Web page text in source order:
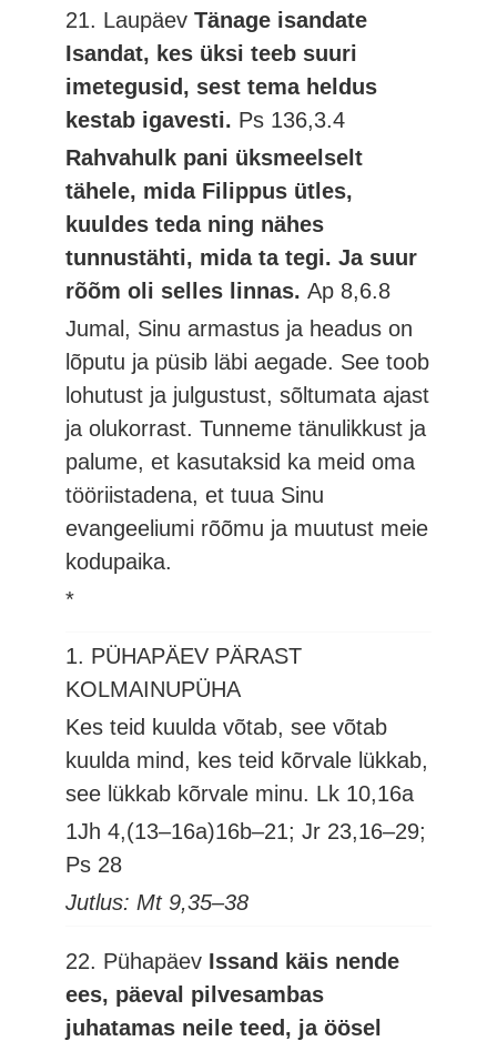
21. LaupäevTänage isandate
Isandat, kes üksi teeb suuri
imetegusid, sest tema heldus
kestab igavesti. Ps 136,3.4
Rahvahulk pani üksmeelselt
tähele, mida Filippus ütles,
kuuldes teda ning nähes
tunnustähti, mida ta tegi. Ja suur
rõõm oli selles linnas.Ap 8,6.8
Jumal, Sinu armastus ja headus on
lõputu ja püsib läbi aegade. See toob
lohutust ja julgustust, sõltumata ajast
ja olukorrast. Tunneme tänulikkust ja
palume, et kasutaksid ka meid oma
tööriistadena, et tuua Sinu
evangeeliumi rõõmu ja muutust meie
kodupaika.
*
1. PÜHAPÄEV PÄRAST
KOLMAINUPÜHA
Kes teid kuulda võtab, see võtab
kuulda mind, kes teid kõrvale lükkab,
see lükkab kõrvale minu. Lk 10,16a
1Jh 4,(13–16a)16b–21; Jr 23,16–29;
Ps 28
Jutlus: Mt 9,35–38
22. Pühapäev Issand käis nende
ees, päeval pilvesambas
juhatamas neile teed, ja öösel